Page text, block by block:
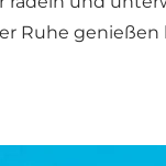
Ruhe genießen